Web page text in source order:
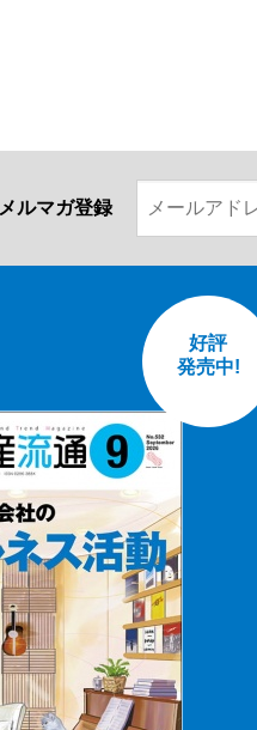
メルマガ登録
好評
発売中!